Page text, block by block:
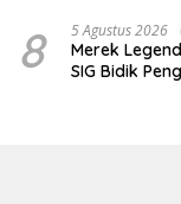
8 5 Agustus 2026
Merek
SIG Bidik